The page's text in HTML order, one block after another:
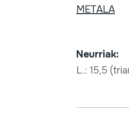
METALA
Neurriak:
L.: 15,5